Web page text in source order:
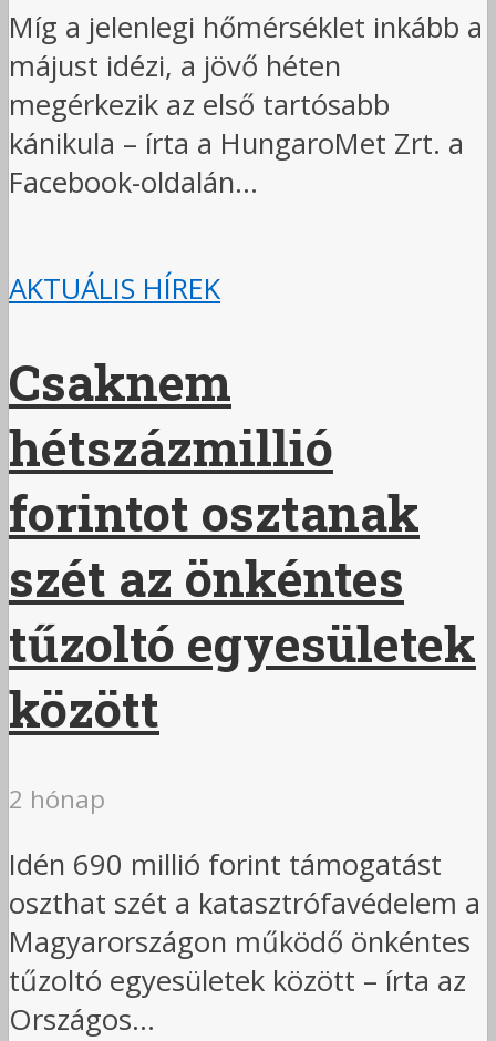
Míg a jelenlegi hőmérséklet inkább a
májust idézi, a jövő héten
megérkezik az első tartósabb
kánikula – írta a HungaroMet Zrt. a
Facebook-oldalán...
AKTUÁLIS HÍREK
Csaknem
hétszázmillió
forintot osztanak
szét az önkéntes
tűzoltó egyesületek
között
2 hónap
Idén 690 millió forint támogatást
oszthat szét a katasztrófavédelem a
Magyarországon működő önkéntes
tűzoltó egyesületek között – írta az
Országos...